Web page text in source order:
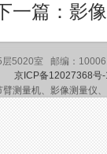
一篇：影
层5020室 邮编：
京ICP备12027368号
测量机、影像测量仪